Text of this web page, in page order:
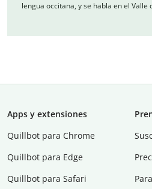
lengua occitana, y se habla en el Valle
Apps y extensiones
Quillbot para Chrome
Quillbot para Edge
Quillbot para Safari